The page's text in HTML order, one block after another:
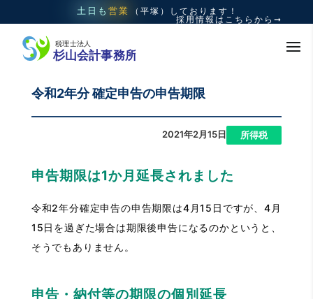
土日も 営業 （平塚）
しております！
採用情報はこちらから➞
令和2年分 確定申告の申告期限
2021年2月15日 所得税
申告期限は1か月延長されました
令和2年分確定申告の申告期限は4月15日ですが、4月
15日を過ぎた場合は期限後申告になるのかというと、
そうでもありません。
申告・納付等の期限の個別延長